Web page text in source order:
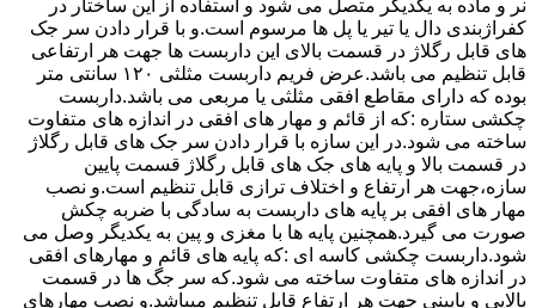
نر و ماده به یکدیگر متصل می شود و استفاده از این ساختار در
کفراژبندی دال یا تیر یا پل ها مرسوم است.و با قرار دادن سر جک
های قابل رگلاژ در قسمت بالای این داربست ها جهت هر ارتفاعی
قابل تنظیم می باشد.عرض فریم داربست مثلثی ۱۲۰ سانتی متر
بوده که دارای مقاطع افقی مثلثی یا مربعی می باشد.داربست
چکشی ستاره :که از قائم و مهار های افقی در اندازه های متفاوت
ساخته می شود.در این سازه با قرار دادن سر جک های قابل رگلاژ
در قسمت بالا و پایه های جک های قابل رگلاژ قسمت پایین
سازه،جهت هر ارتفاع و اختلاف ترازی قابل تنظیم است.و نصب
مهار های افقی بر پایه های داربست به سادگی با ضربه چکش
صورت می گیرد.همچنین پایه ها با مغزی و پین به یکدیگر وصل می
شود.داربست چکشی کاسه ای :که پایه های قائم و مهارهای افقی
در اندازه های متفاوت ساخته می شود.که سر جگ ها در قسمت
بالایی و پایینی جهت هر ارتفاع قابل تنظیم میباشد.و نصب مهارهای